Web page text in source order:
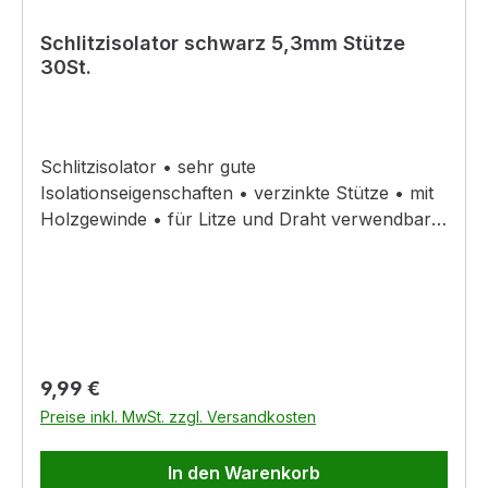
Schlitzisolator schwarz 5,3mm Stütze
30St.
Schlitzisolator • sehr gute
Isolationseigenschaften • verzinkte Stütze • mit
Holzgewinde • für Litze und Draht verwendbar
Regulärer Preis:
9,99 €
Preise inkl. MwSt. zzgl. Versandkosten
In den Warenkorb